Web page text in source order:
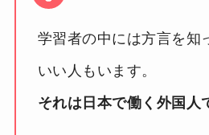
学習者の中には方言を知
いい人もいます。
それは日本で働く外国人